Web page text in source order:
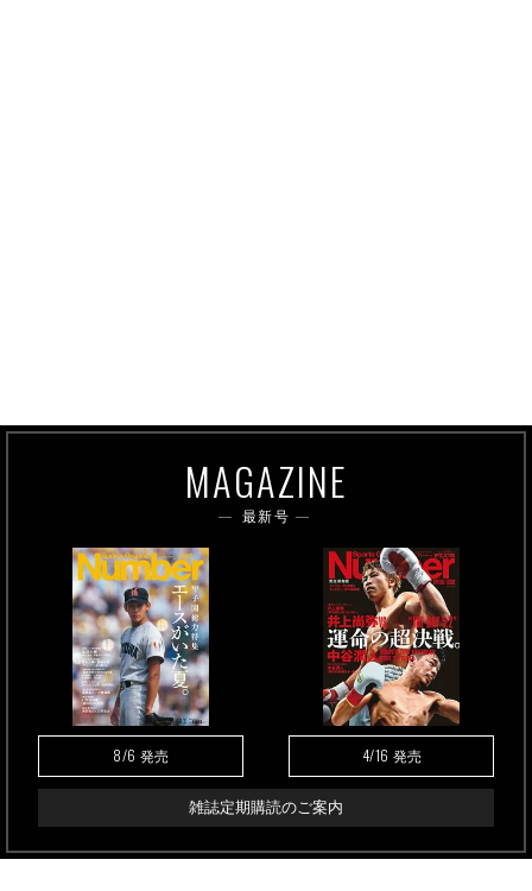
MAGAZINE
最新号
8/6 発売 4/16 発売
雑誌定期購読のご案内